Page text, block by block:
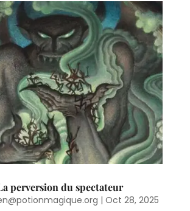
perversion du spectateur
| Oct 28, 2025